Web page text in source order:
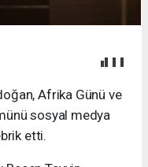
Afrika Günü ve
sosyal medya
etti.